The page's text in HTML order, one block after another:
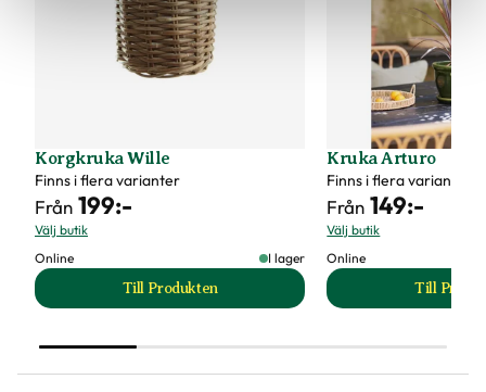
Korgkruka Wille
Finns i flera varianter
Från 199:-
Välj butik
Online
I lager
Till Produkten
till Korgkruka Wille produktsida
Kruka Arturo
Finns i flera varianter
Från 149:-
Välj butik
Online
Till